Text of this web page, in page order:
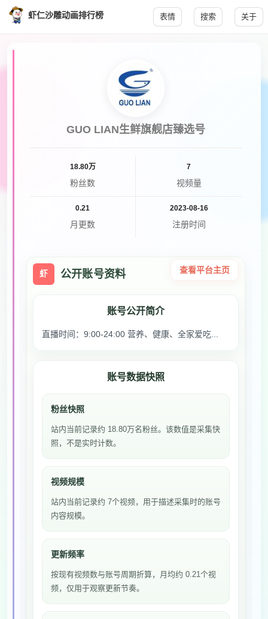
虾仁沙雕动画排行榜 表情 搜索 关于
GUO LIAN生鲜旗舰店臻选号
18.80万
粉丝数
7
视频量
0.21
月更数
2023-08-16
注册时间
虾 公开账号资料 查看平台主页
账号公开简介
直播时间：9:00-24:00 营养、健康、全家爱吃...
账号数据快照
粉丝快照
站内当前记录约 18.80万名粉丝。该数值是采集快
照，不是实时计数。
视频规模
站内当前记录约 7个视频，用于描述采集时的账号
内容规模。
更新频率
按现有视频数与账号周期折算，月均约 0.21个视
频，仅用于观察更新节奏。